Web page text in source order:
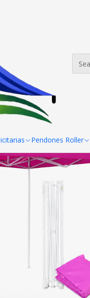
Pendones Roller